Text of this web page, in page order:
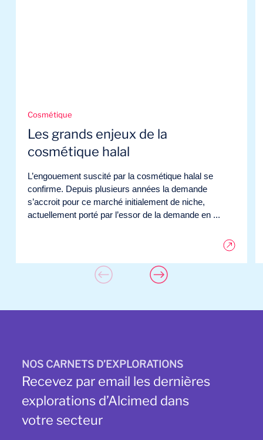
Cosmétique
Les grands enjeux de la
cosmétique halal
L’engouement suscité par la cosmétique halal se
confirme. Depuis plusieurs années la demande
s’accroit pour ce marché initialement de niche,
actuellement porté par l’essor de la demande en ...
NOS CARNETS D’EXPLORATIONS
Recevez par email les dernières
explorations d’Alcimed dans
votre secteur